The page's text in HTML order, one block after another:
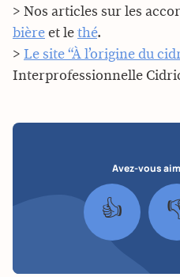
> Nos articles sur les
bière et le thé.
> Le site “À l’origine du
Interprofessionnelle
Avez-vous
👍